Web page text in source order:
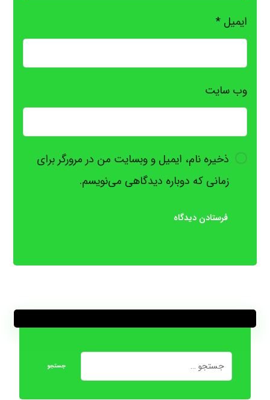
ایمیل*
وب‌ سایت
ذخیره نام، ایمیل و وبسایت من در مرورگر برای
زمانی که دوباره دیدگاهی می‌نویسم.